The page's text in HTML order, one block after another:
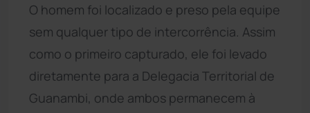
O homem foi localizado e preso pela equipe
sem qualquer tipo de intercorrência. Assim
como o primeiro capturado, ele foi levado
diretamente para a Delegacia Territorial de
Guanambi, onde ambos permanecem à